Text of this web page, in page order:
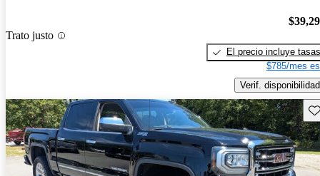
Trato justo
El precio incluye tasas
$785/mes
Verif. disponibilidad